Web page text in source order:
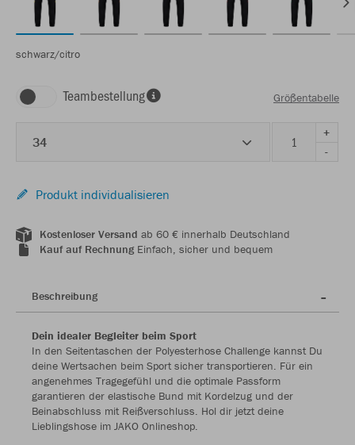
schwarz/citro
Teambestellung Größentabelle
34
+
-
Produkt individualisieren
Kostenloser Versand ab 60 € innerhalb Deutschland
Kauf auf RechnungEinfach, sicher und bequem
Beschreibung
Dein idealer Begleiter beim Sport
In den Seitentaschen der Polyesterhose Challenge kannst Du
deine Wertsachen beim Sport sicher transportieren. Für ein
angenehmes Tragegefühl und die optimale Passform
garantieren der elastische Bund mit Kordelzug und der
Beinabschluss mit Reißverschluss. Hol dir jetzt deine
Lieblingshose im JAKO Onlineshop.